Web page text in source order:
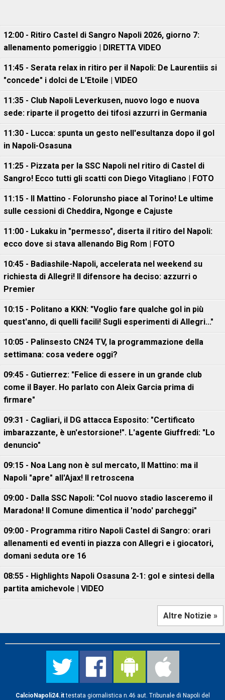
12:00 - Ritiro Castel di Sangro Napoli 2026, giorno 7:
allenamento pomeriggio | DIRETTA VIDEO
11:45 - Serata relax in ritiro per il Napoli: De Laurentiis si
"concede" i dolci de L'Etoile | VIDEO
11:35 - Club Napoli Leverkusen, nuovo logo e nuova
sede: riparte il progetto dei tifosi azzurri in Germania
11:30 - Lucca: spunta un gesto nell'esultanza dopo il gol
in Napoli-Osasuna
11:25 - Pizzata per la SSC Napoli nel ritiro di Castel di
Sangro! Ecco tutti gli scatti con Diego Vitagliano | FOTO
11:15 - Il Mattino - Folorunsho piace al Torino! Le ultime
sulle cessioni di Cheddira, Ngonge e Cajuste
11:00 - Lukaku in "permesso", diserta il ritiro del Napoli:
ecco dove si stava allenando Big Rom | FOTO
10:45 - Badiashile-Napoli, accelerata nel weekend su
richiesta di Allegri! Il difensore ha deciso: azzurri o
Premier
10:15 - Politano a KKN: "Voglio fare qualche gol in più
quest'anno, di quelli facili! Sugli esperimenti di Allegri..."
10:05 - Palinsesto CN24 TV, la programmazione della
settimana: cosa vedere oggi?
09:45 - Gutierrez: "Felice di essere in un grande club
come il Bayer. Ho parlato con Aleix Garcia prima di
firmare"
09:31 - Cagliari, il DG attacca Esposito: "Certificato
imbarazzante, è un'estorsione!". L'agente Giuffredi: "Lo
denuncio"
09:15 - Noa Lang non è sul mercato, Il Mattino: ma il
Napoli "apre" all'Ajax! Il retroscena
09:00 - Dalla SSC Napoli: "Col nuovo stadio lasceremo il
Maradona! Il Comune dimentica il 'nodo' parcheggi"
09:00 - Programma ritiro Napoli Castel di Sangro: orari
allenamenti ed eventi in piazza con Allegri e i giocatori,
domani seduta ore 16
08:55 - Highlights Napoli Osasuna 2-1: gol e sintesi della
partita amichevole | VIDEO
Altre Notizie »
CalcioNapoli24.ittestata giornalistica n.46 aut. Tribunale di Napoli del